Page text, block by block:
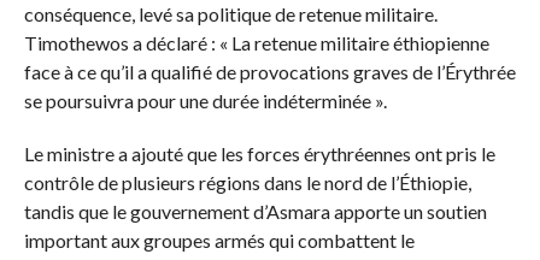
conséquence, levé sa politique de retenue militaire.
Timothewos a déclaré : « La retenue militaire éthiopienne
face à ce qu’il a qualifié de provocations graves de l’Érythrée
se poursuivra pour une durée indéterminée ».
Le ministre a ajouté que les forces érythréennes ont pris le
contrôle de plusieurs régions dans le nord de l’Éthiopie,
tandis que le gouvernement d’Asmara apporte un soutien
important aux groupes armés qui combattent le